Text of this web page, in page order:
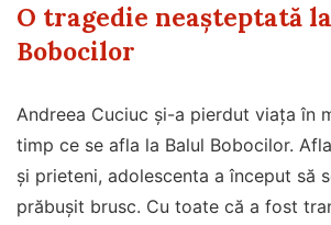
O tragedie neașteptată
Bobocilor
Andreea Cuciuc și-a pierdut viața în
timp ce se afla la Balul Bobocilor.
și prieteni, adolescenta a început să
prăbușit brusc. Cu toate că a fost